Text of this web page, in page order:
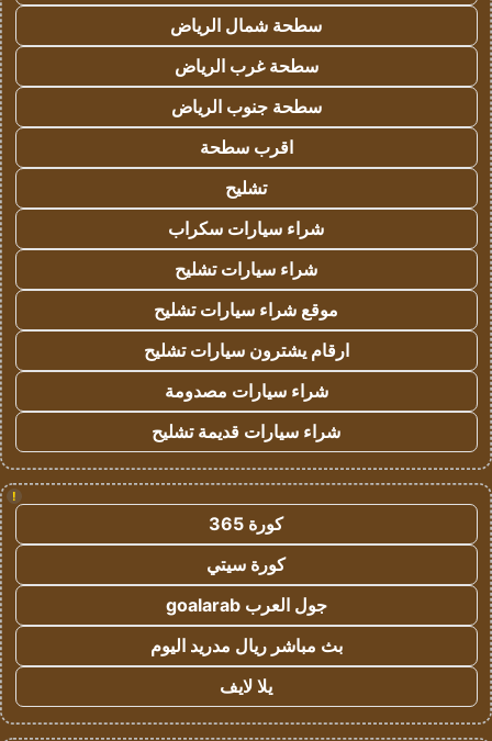
سطحة شمال الرياض
سطحة غرب الرياض
سطحة جنوب الرياض
اقرب سطحة
تشليح
شراء سيارات سكراب
شراء سيارات تشليح
موقع شراء سيارات تشليح
ارقام يشترون سيارات تشليح
شراء سيارات مصدومة
شراء سيارات قديمة تشليح
!
كورة 365
كورة سيتي
جول العرب goalarab
بث مباشر ريال مدريد اليوم
يلا لايف